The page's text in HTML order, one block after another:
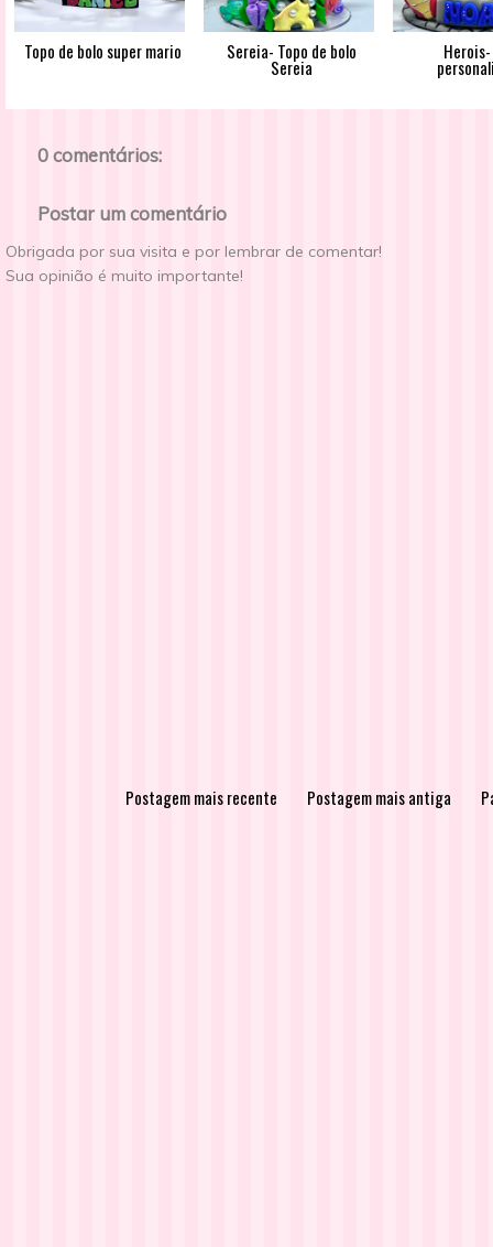
Topo de bolo super mario Sereia- Topo de bolo
Sereia
0 comentários:
Postar um comentário
Obrigada por sua visita e por lembrar de comentar!
Sua opinião é muito importante!
Postagem mais recente Postagem mais antiga